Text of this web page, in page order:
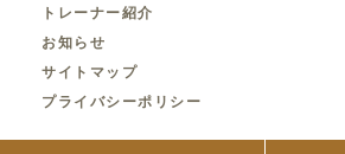
トレーナー紹介
お知らせ
サイトマップ
プライバシーポリシー